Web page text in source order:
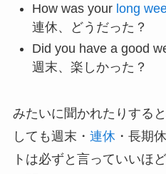
How was your long
連休、どうだった？
Did you have a good
週末、楽しかった？
みたいに聞かれたりする
しても週末・ 連休・長期
トは必ずと言っていいほ